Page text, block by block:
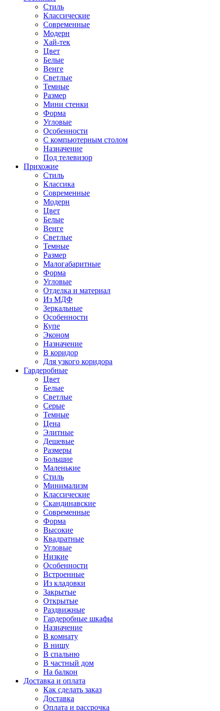
Стиль
Классические
Современные
Модерн
Хай-тек
Цвет
Белые
Венге
Светлые
Темные
Размер
Мини стенки
Форма
Угловые
Особенности
С компьютерным столом
Назначение
Под телевизор
Прихожие
Стиль
Классика
Современные
Модерн
Цвет
Белые
Венге
Светлые
Темные
Размер
Малогабаритные
Форма
Угловые
Отделка и материал
Из МДФ
Зеркальные
Особенности
Купе
Эконом
Назначение
В коридор
Для узкого коридора
Гардеробные
Цвет
Белые
Светлые
Серые
Темные
Цена
Элитные
Дешевые
Размеры
Большие
Маленькие
Стиль
Минимализм
Классические
Скандинавские
Современные
Форма
Высокие
Квадратные
Угловые
Низкие
Особенности
Встроенные
Из кладовки
Закрытые
Открытые
Раздвижные
Гардеробные шкафы
Назначение
В комнату
В нишу
В спальню
В частный дом
На балкон
Доставка и оплата
Как сделать заказ
Доставка
Оплата и рассрочка